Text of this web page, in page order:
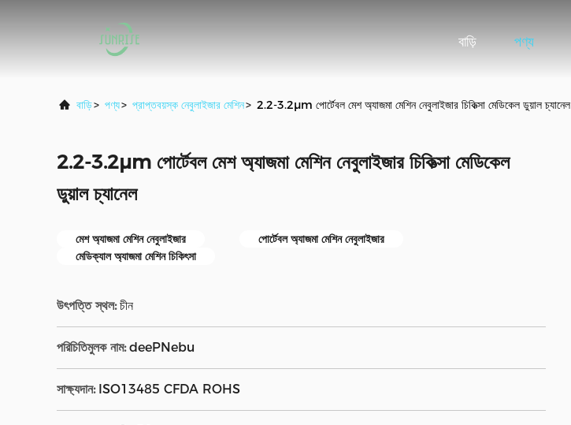
বাড়ি পণ্য
বাড়ি> পণ্য> প্রাপ্তবয়স্ক নেবুলাইজার মেশিন> 2.2-3.2μm পোর্টেবল মেশ অ্যাজমা মেশিন নেবুলাইজার চিকিত্সা মেডিকেল ডুয়াল চ্যানেল
2.2-3.2μm পোর্টেবল মেশ অ্যাজমা মেশিন নেবুলাইজার চিকিত্সা মেডিকেল
ডুয়াল চ্যানেল
মেশ অ্যাজমা মেশিন নেবুলাইজার
পোর্টেবল অ্যাজমা মেশিন নেবুলাইজার
মেডিক্যাল অ্যাজমা মেশিন চিকিৎসা
উৎপত্তি স্থল: চীন
পরিচিতিমুলক নাম: deePNebu
সাক্ষ্যদান: ISO13485 CFDA ROHS